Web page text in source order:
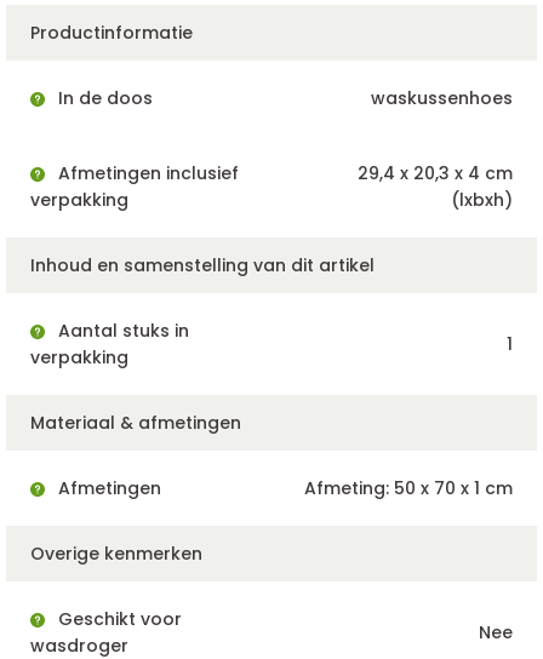
Productinformatie
In de doos waskussenhoes
Afmetingen inclusief
verpakking
29,4 x 20,3 x 4 cm
(lxbxh)
Inhoud en samenstelling van dit artikel
Aantal stuks in
verpakking
1
Materiaal & afmetingen
Afmetingen Afmeting: 50 x 70 x 1 cm
Overige kenmerken
Geschikt voor
wasdroger
Nee